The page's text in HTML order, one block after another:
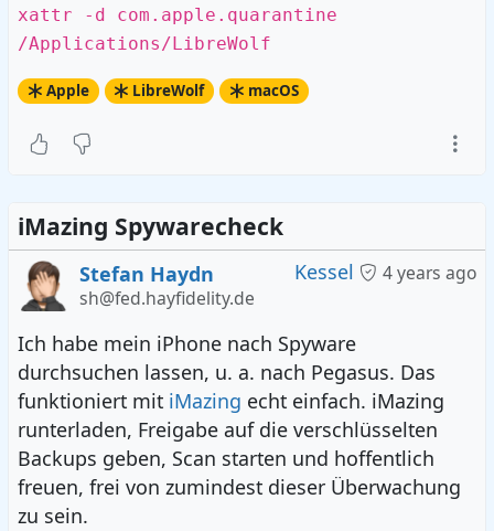
xattr -d com.apple.quarantine
/Applications/LibreWolf
Apple LibreWolf macOS
iMazing Spywarecheck
Kessel 4 years ago
Stefan Haydn
sh@fed.hayfidelity.de
Ich habe mein iPhone nach Spyware
durchsuchen lassen, u. a. nach Pegasus. Das
funktioniert mit iMazing echt einfach. iMazing
runterladen, Freigabe auf die verschlüsselten
Backups geben, Scan starten und hoffentlich
freuen, frei von zumindest dieser Überwachung
zu sein.